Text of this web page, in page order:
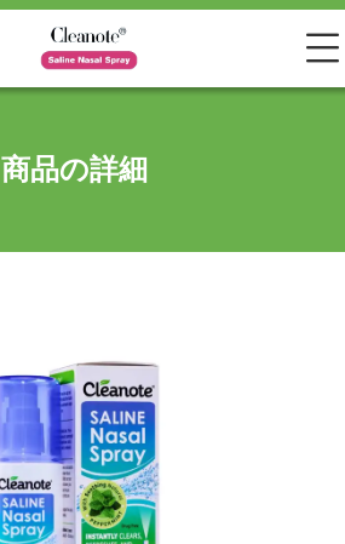
商品の詳細